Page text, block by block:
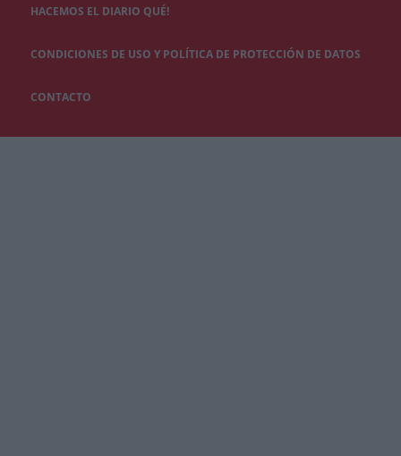
HACEMOS EL DIARIO QUÉ!
CONDICIONES DE USO Y POLÍTICA DE PROTECCIÓN DE DATOS
CONTACTO